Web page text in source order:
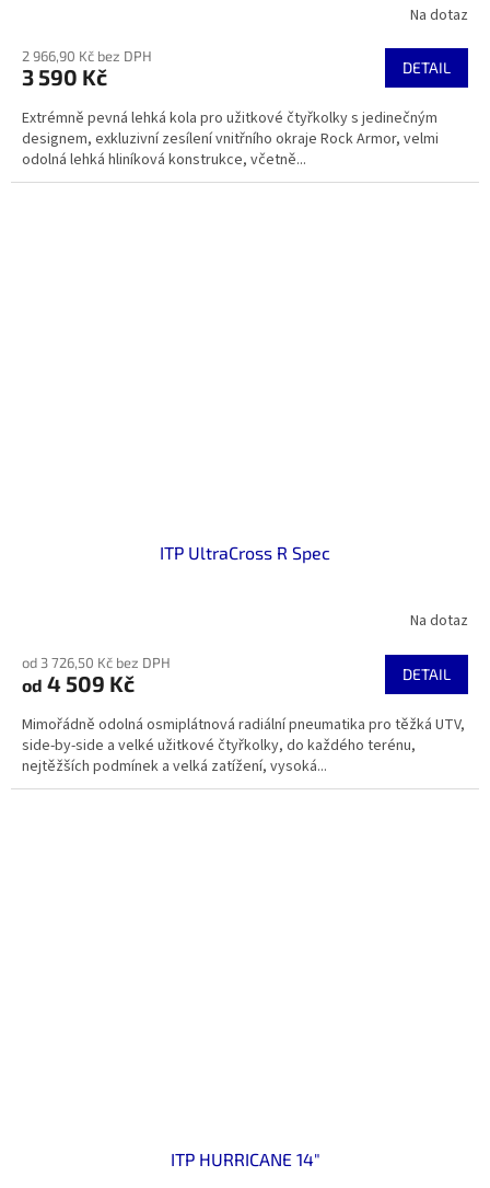
Na dotaz
2 966,90 Kč bez DPH
3 590 Kč DETAIL
Extrémně pevná lehká kola pro užitkové čtyřkolky s jedinečným
designem, exkluzivní zesílení vnitřního okraje Rock Armor, velmi
odolná lehká hliníková konstrukce, včetně...
ITP UltraCross R Spec
Na dotaz
od 3 726,50 Kč bez DPH
od 4 509 Kč DETAIL
Mimořádně odolná osmiplátnová radiální pneumatika pro těžká UTV,
side-by-side a velké užitkové čtyřkolky, do každého terénu,
nejtěžších podmínek a velká zatížení, vysoká...
ITP HURRICANE 14"